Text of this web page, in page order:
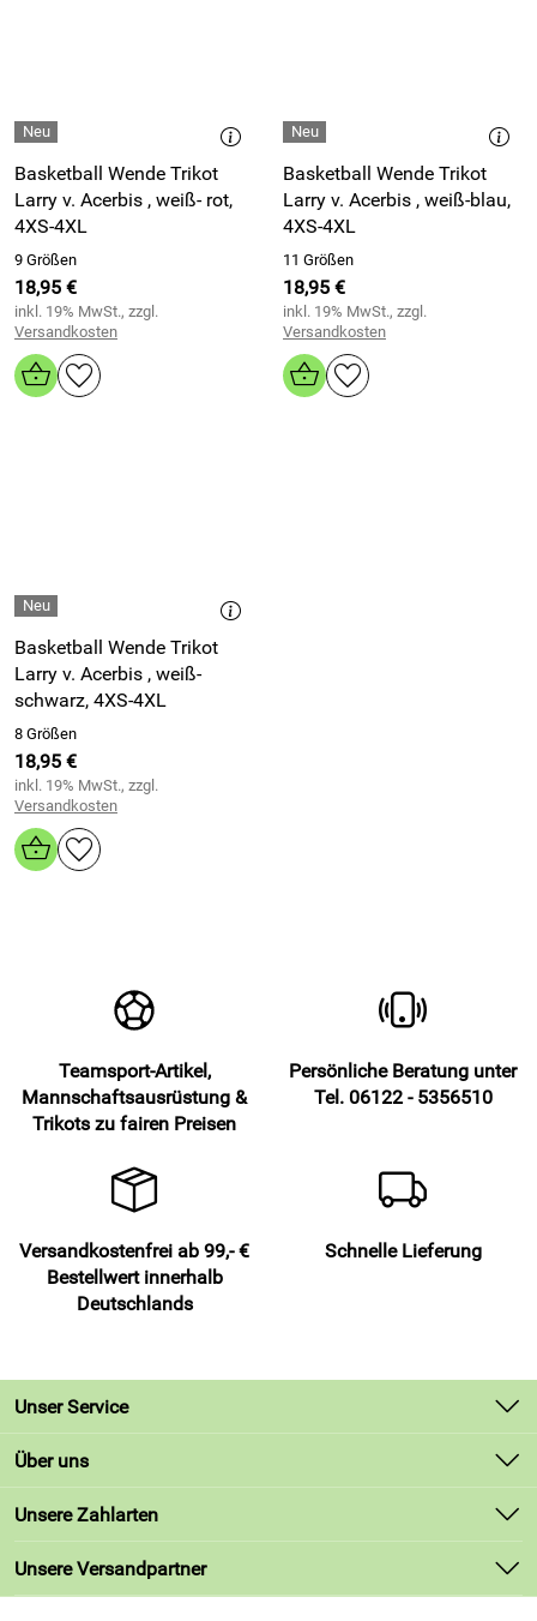
Basketball Wende Trikot
Larry v. Acerbis , weiß- rot,
4XS-4XL
9 Größen
18,95 €
inkl. 19% MwSt., zzgl.
Versandkosten
Basketball Wende Trikot
Larry v. Acerbis , weiß-blau,
4XS-4XL
11 Größen
18,95 €
inkl. 19% MwSt., zzgl.
Versandkosten
Basketball Wende Trikot
Larry v. Acerbis , weiß-
schwarz, 4XS-4XL
8 Größen
18,95 €
inkl. 19% MwSt., zzgl.
Versandkosten
Teamsport-Artikel,
Mannschaftsausrüstung &
Trikots zu fairen Preisen
Persönliche Beratung unter
Tel. 06122 - 5356510
Versandkostenfrei ab 99,- €
Bestellwert innerhalb
Deutschlands
Schnelle Lieferung
Unser Service
Kontakt
Kundenlogin
Über uns
Unsere Bestseller
Neu
Unsere Zahlarten
Unsere Versandpartner